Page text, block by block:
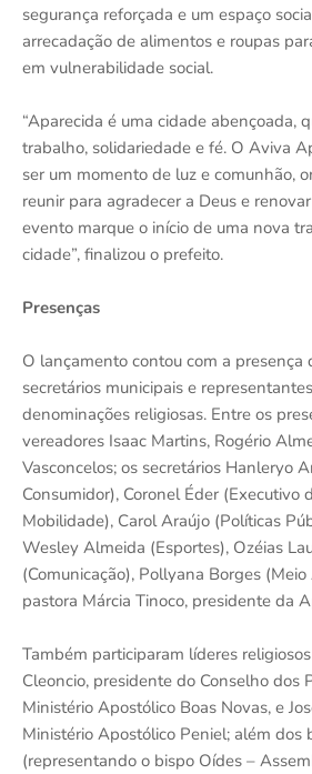
segurança reforçada e um espaço
arrecadação de alimentos e roupas
em vulnerabilidade social.
“Aparecida é uma cidade abençoada,
trabalho, solidariedade e fé. O Aviva
ser um momento de luz e comunhão,
reunir para agradecer a Deus e
evento marque o início de uma nova
cidade”, finalizou o prefeito.
Presenças
O lançamento contou com a presença
secretários municipais e
denominações religiosas. Entre os
vereadores Isaac Martins, Rogério
Vasconcelos; os secretários Hanleryo
Consumidor), Coronel Éder (Executivo
Mobilidade), Carol Araújo (Políticas
Wesley Almeida (Esportes), Ozéias
(Comunicação), Pollyana Borges
pastora Márcia Tinoco, presidente da
Também participaram líderes
Cleoncio, presidente do Conselho dos
Ministério Apostólico Boas Novas, e
Ministério Apostólico Peniel; além dos
(representando o bispo Oídes –